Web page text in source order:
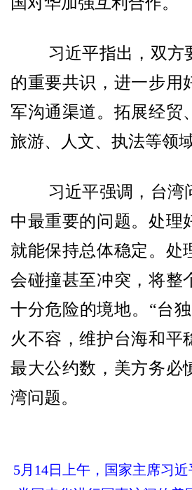
习近平指出，双方
的重要共识，进一步用
军沟通渠道。拓展经贸
旅游、人文、执法等领
习近平强调，台湾
中最重要的问题。处理
就能保持总体稳定。处
会碰撞甚至冲突，将整
十分危险的境地。“台
火不容，维护台海和平
最大公约数，美方务必
湾问题。
5月14日上午，国家主席习